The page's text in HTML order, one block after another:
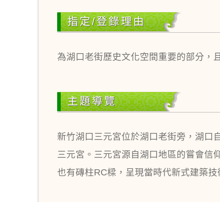
指定/登錄理由
為湖口老街歷史文化空間重要的部分，
主題導覽
新竹湖口三元宮位於湖口老街旁，湖口
三元宮。三元宮源自湖口地區的嘗會信
也有磚柱RC樑，呈現當時代新式建築技